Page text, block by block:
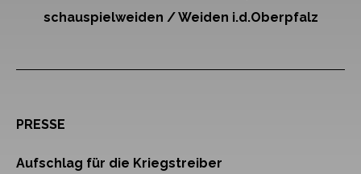
schauspielweiden / Weiden i.d.Oberpfalz
PRESSE
Aufschlag für die Kriegstreiber